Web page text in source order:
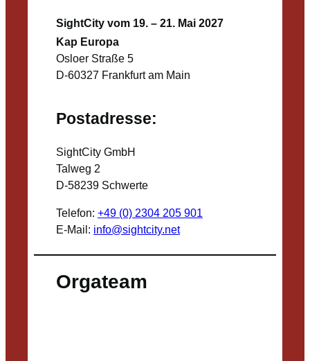
SightCity vom 19. – 21. Mai 2027
Kap Europa
Osloer Straße 5
D-60327 Frankfurt am Main
Postadresse:
SightCity GmbH
Talweg 2
D-58239 Schwerte
Telefon: +49 (0) 2304 205 901
E-Mail: info@sightcity.net
Orgateam